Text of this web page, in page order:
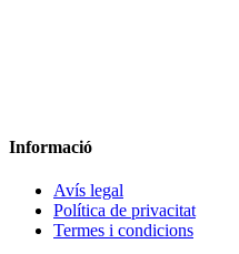
Informació
Avís legal
Política de privacitat
Termes i condicions